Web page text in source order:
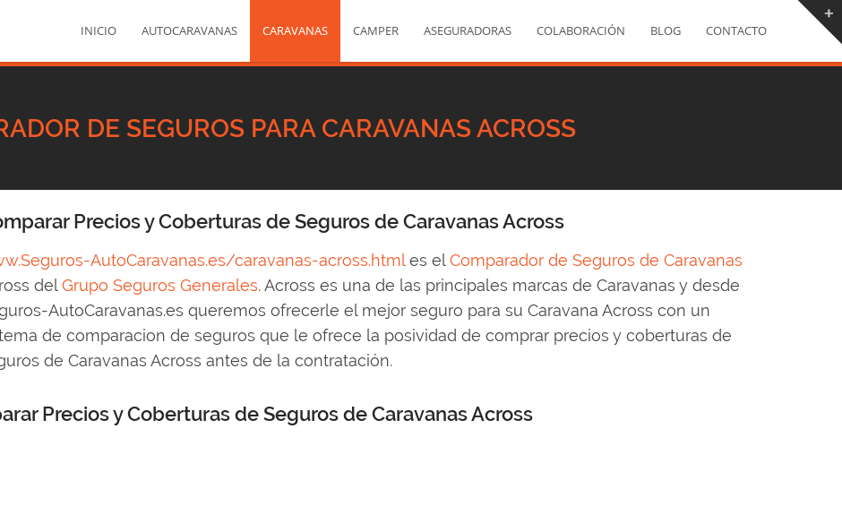
INICIO AUTOCARAVANAS CARAVANAS CAMPER ASEGURADORAS COLABORACIÓN BLOG CONTACTO
DE SEGUROS PARA CARAVANAS ACROSS
Precios y Coberturas de Seguros de Caravanas Across
AutoCaravanas.es/caravanas-across.htmles elComparador de Seguros de Caravanas
delGrupo Seguros Generales. Across es una de las principales marcas de Caravanas y desde
AutoCaravanas.es queremos ofrecerle el mejor seguro para su Caravana Across con un
de comparacion de seguros que le ofrece la posividad de comprar precios y coberturas de
de Caravanas Across antes de la contratación.
Precios y Coberturas de Seguros de Caravanas Across